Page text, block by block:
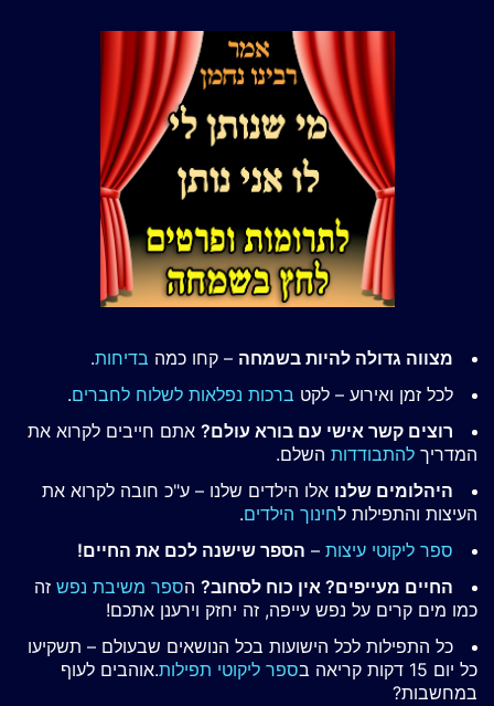
מצווה גדולה להיות בשמחה – קחו כמה בדיחות.
לכל זמן ואירוע – לקט ברכות נפלאות לשלוח לחברים.
רוצים קשר אישי עם בורא עולם? אתם חייבים לקרוא את
המדריך להתבודדות השלם.
היהלומים שלנו אלו הילדים שלנו – ע"כ חובה לקרוא את
העיצות והתפילות לחינוך הילדים.
ספר ליקוטי עיצות – הספר שישנה לכם את החיים!
החיים מעייפים? אין כוח לסחוב? הספר משיבת נפש זה
כמו מים קרים על נפש עייפה, זה יחזק וירענן אתכם!
כל התפילות לכל הישועות בכל הנושאים שבעולם – תשקיעו
כל יום 15 דקות קריאה ב
ספר ליקוטי תפילות.אוהבים לעוף
במחשבות?